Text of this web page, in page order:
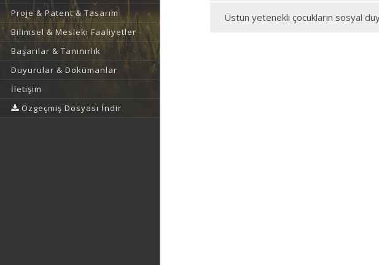
Proje & Patent & Tasarım
Bilimsel & Mesleki Faaliyetler
Başarılar & Tanınırlık
Duyurular & Dokümanlar
İletişim
Özgeçmiş Dosyası İndir
Üstün yetenekli çocukların sosyal